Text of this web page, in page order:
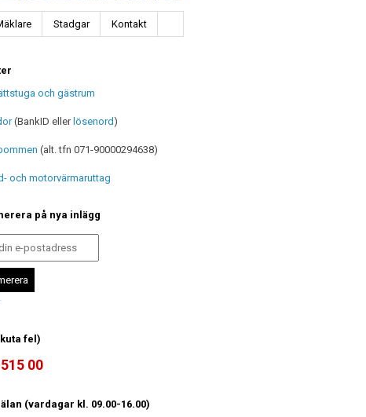
Stadgar Kontakt
och gästrum
(BankID ellerlösenord)
(alt. tfn 071-90000294638)
och motorvärmaruttag
på nya inlägg
fel)
00
(vardagar kl. 09.00-16.00)